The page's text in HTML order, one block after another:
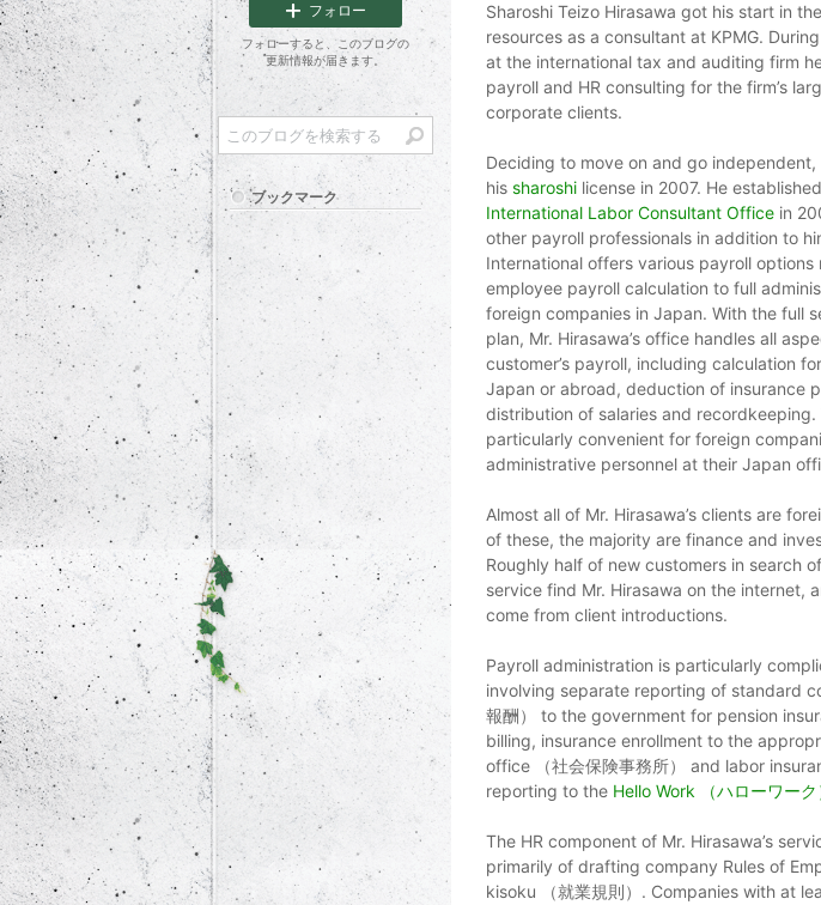
Sharoshi Teizo Hirasawa got his start in
resources as a consultant at KPMG.
at the international tax and auditing firm
payroll and HR consulting for the firm’s
corporate clients.
Deciding to move on and go independent,
his sharoshi license in 2007. He
International Labor Consultant Office in
other payroll professionals in addition to
International offers various payroll options
employee payroll calculation to full
foreign companies in Japan. With the full
plan, Mr. Hirasawa’s office handles all
customer’s payroll, including calculation
Japan or abroad, deduction of insurance
distribution of salaries and recordkeeping.
particularly convenient for foreign
administrative personnel at their Japan
Almost all of Mr. Hirasawa’s clients are
of these, the majority are finance and
Roughly half of new customers in search
service find Mr. Hirasawa on the internet,
come from client introductions.
Payroll administration is particularly
involving separate reporting of standard
報酬） to the government for pension
billing, insurance enrollment to the
office （社会保険事務所） and labor
reporting to the Hello Work （ハローワーク
The HR component of Mr. Hirasawa’s
primarily of drafting company Rules of
kisoku （就業規則）. Companies with at
フォロー
フォローすると、このブログの
更新情報が届きます。
ブックマーク